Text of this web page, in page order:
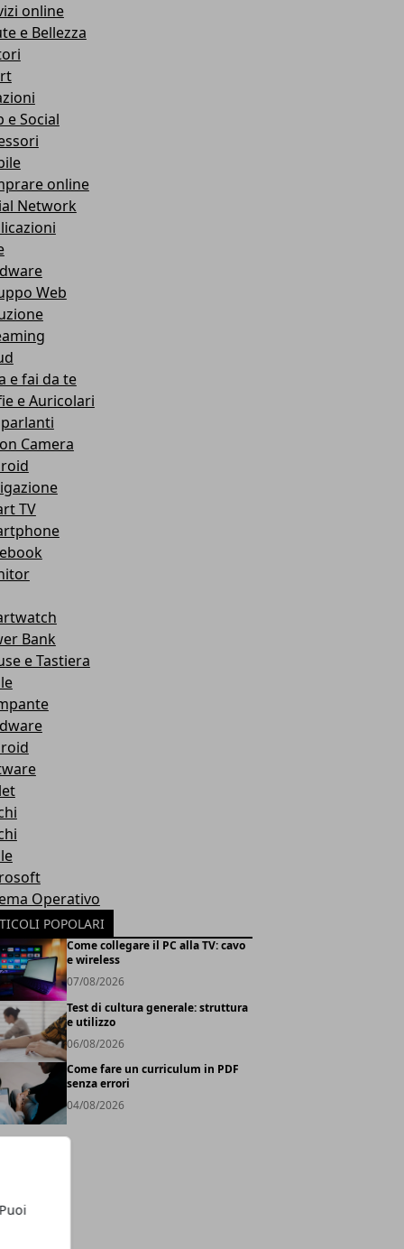
online
e Bellezza
e Social
online
Network
Web
e fai da te
e Auricolari
Camera
TV
Bank
e Tastiera
Operativo
POPOLARI
Come collegare il PC alla TV: cavo
e wireless
07/08/2026
Test di cultura generale: struttura
e utilizzo
06/08/2026
Come fare un curriculum in PDF
senza errori
04/08/2026